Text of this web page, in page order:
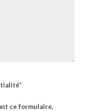
ce formulaire,